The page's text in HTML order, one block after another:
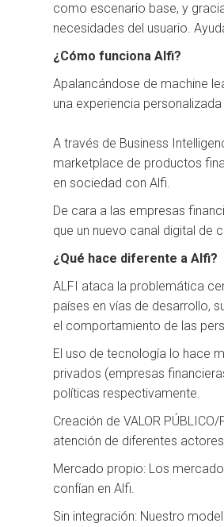
como escenario base, y
necesidades del usuario.
¿Cómo funciona Alfi?
Apalancándose de machine
una experiencia
A través de Business
marketplace de productos
en sociedad con Alfi.
De cara a las empresas
que un nuevo canal digital de
¿Qué hace diferente a Alfi?
ALFI ataca la problemática
países en vías de desarrollo,
el comportamiento de las
El uso de tecnología lo hace
privados (empresas
políticas respectivamente.
Creación de VALOR
atención de diferentes
Mercado propio: Los
confían en Alfi.
Sin integración: Nuestro